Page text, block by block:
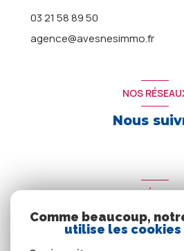
03 21 58 89 50
agence@avesnesimmo.fr
NOS
Nous
ADHÉRENTS
Nous
Comme beaucoup,
utilise les cookies